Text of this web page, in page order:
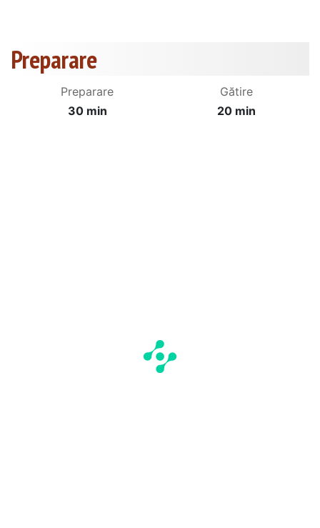
Preparare
Preparare
30 min
Gătire
20 min